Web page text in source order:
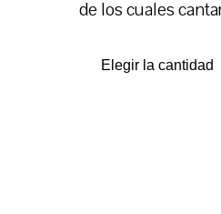
de los cuales